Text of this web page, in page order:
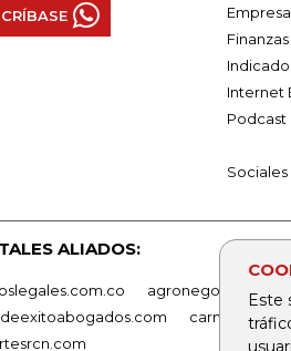
Este
Finanzas
Internet
Podcast
Sociales
ALIADOS:
agronegocios.co